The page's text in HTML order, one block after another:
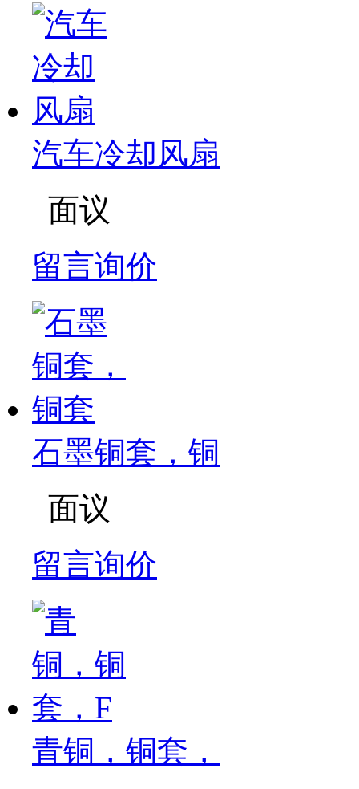
汽车冷却风扇
面议
留言询价
石墨铜套，铜
面议
留言询价
青铜，铜套，